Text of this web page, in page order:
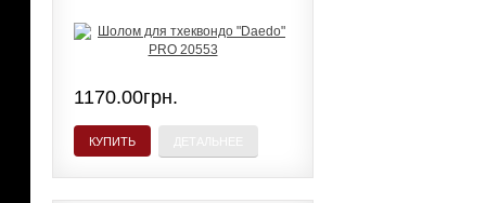
1170.00грн.
КУПИТЬ